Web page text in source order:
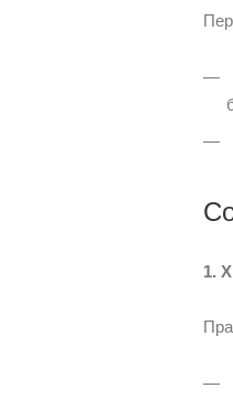
1.